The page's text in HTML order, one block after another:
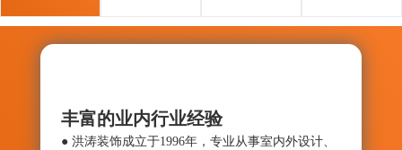
丰富的业内行业经验
● 洪涛装饰成立于1996年，专业从事室内外设计、